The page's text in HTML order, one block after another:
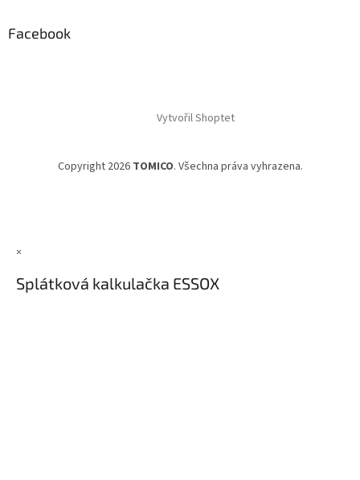
Facebook
Vytvořil Shoptet
Copyright 2026 TOMICO. Všechna práva vyhrazena.
×
Splátková kalkulačka ESSOX